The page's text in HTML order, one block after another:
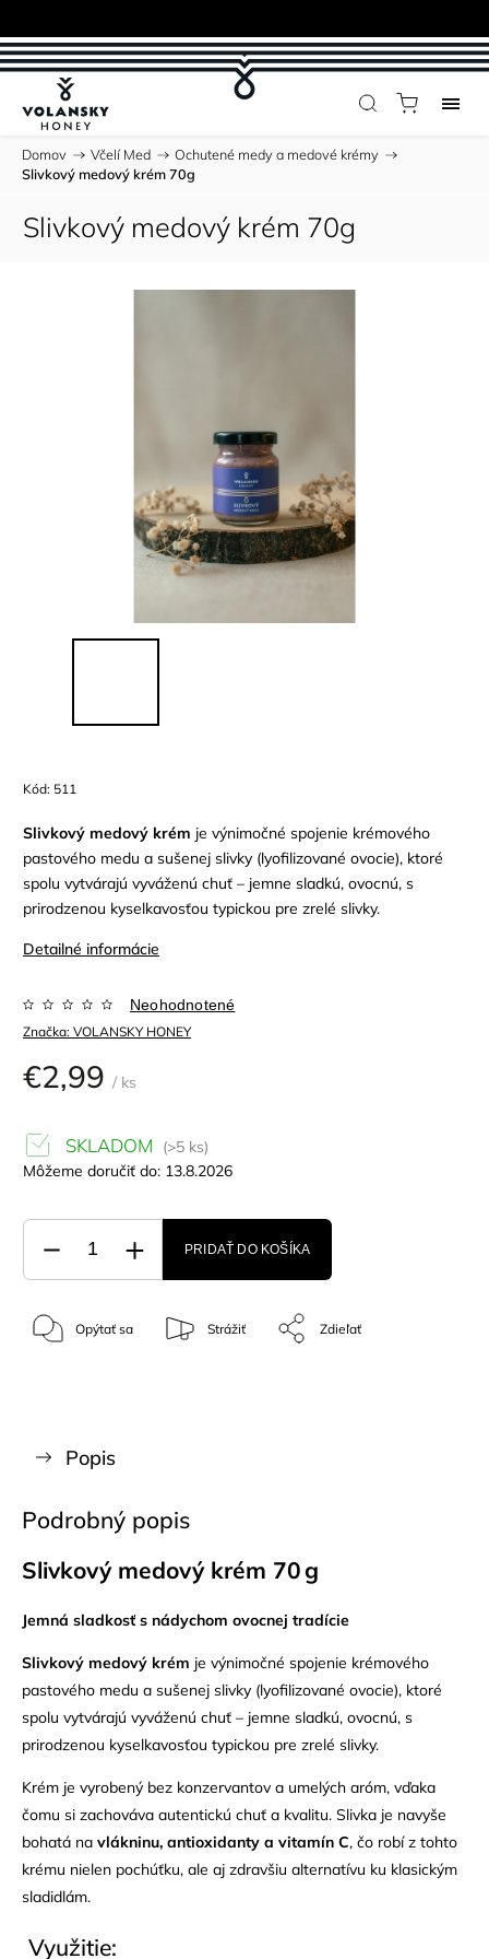
Domov / Včelí Med / Ochutené medy a medové krémy /
Slivkový medový krém 70g
Slivkový medový krém 70g
Kód: 511
Slivkový medový krém je výnimočné spojenie krémového
pastového medu a sušenej slivky (lyofilizované ovocie), ktoré
spolu vytvárajú vyváženú chuť – jemne sladkú, ovocnú, s
prirodzenou kyselkavosťou typickou pre zrelé slivky.
Detailné informácie
Značka: VOLANSKY HONEY
Neohodnotené
€2,99 / ks
SKLADOM
(>5 ks)
Môžeme doručiť do: 13.8.2026
PRIDAŤ DO KOŠÍKA
Opýtať sa Strážiť Zdieľať
Popis
Podrobný popis
Slivkový medový krém 70 g
Jemná sladkosť s nádychom ovocnej tradície
Slivkový medový krém je výnimočné spojenie krémového
pastového medu a sušenej slivky (lyofilizované ovocie), ktoré
spolu vytvárajú vyváženú chuť – jemne sladkú, ovocnú, s
prirodzenou kyselkavosťou typickou pre zrelé slivky.
Krém je vyrobený bez konzervantov a umelých aróm, vďaka
čomu si zachováva autentickú chuť a kvalitu. Slivka je navyše
bohatá na vlákninu, antioxidanty a vitamín C, čo robí z tohto
krému nielen pochúťku, ale aj zdravšiu alternatívu ku klasickým
sladidlám.
Využitie: